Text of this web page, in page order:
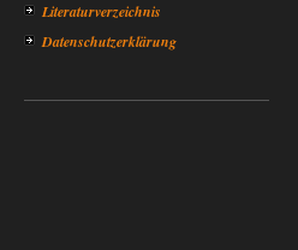
Literaturverzeichnis
Datenschutzerklärung